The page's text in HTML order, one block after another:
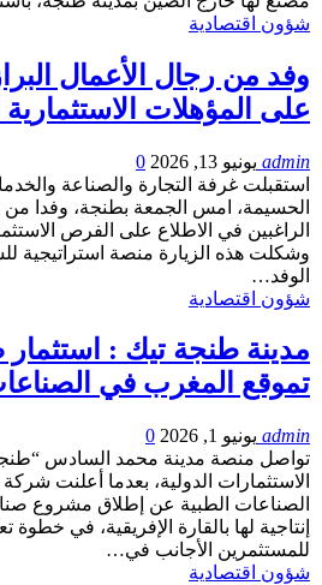
شؤون اقتصادية
وفد من رجال الأعمال
على المؤهلات
admin يونيو 13, 2026
0
استقبلت غرفة التجارة والصناعة
الحسيمة، امس الجمعة بطنجة، وفدا من
الراغبين في الاطلاع على الفرص
وشكلت هذه الزيارة منصة استراتيجية
الوفد…
شؤون اقتصادية
مدينة طنجة تيك :
تموقع المغرب في
admin يونيو 1, 2026
0
تواصل منصة مدينة محمد السادس
الاستثمارات الدولية، بعدما أعلنت
الصناعات الطبية عن إطلاق مشروع
إنتاجية لها بالقارة الإفريقية، في خطوة
للمستثمرين الأجانب في…
شؤون اقتصادية